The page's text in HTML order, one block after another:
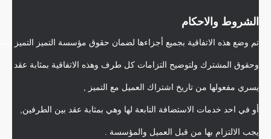
الشروط والاحكام
تم وضع هذه الاتفاقية بجميع أجزاءها لضمان حقوق مؤسسة التميز التميز
وحقوق المشترك ولتوضيح التزامات كل طرف وهذه الاتفاقية بمثابة عقد ,
يسري مفعولها من تاريخ اشتراك العميل مع التميز ,
أو في احد خدمات الاستضافة التابعة لها وهي بمثابة عقد بين الطرفين,
يجب الالتزام بها من قبل العميل والمؤسسة .